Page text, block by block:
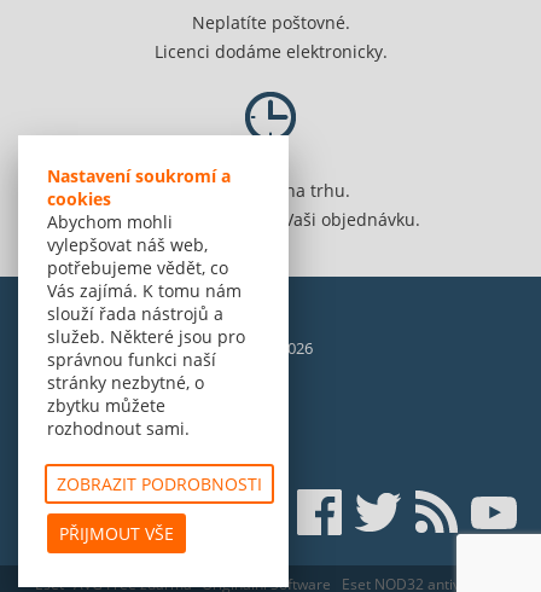
Nastavení soukromí a
cookies
Abychom mohli
vylepšovat náš web,
potřebujeme vědět, co
Vás zajímá. K tomu nám
slouží řada nástrojů a
služeb. Některé jsou pro
správnou funkci naší
stránky nezbytné, o
zbytku můžete
rozhodnout sami.
ZOBRAZIT PODROBNOSTI
PŘIJMOUT VŠE
Neplatíte poštovné.
Licenci dodáme elektronicky.
Jsme 20 let na trhu.
Spolehlivě vyřídíme Vaši objednávku.
© Amenit Software Solutions, 1998 - 2026
Powered bynopCommerce
Eset AVG Free zdarma Originální Software Eset NOD32 antivirus pro